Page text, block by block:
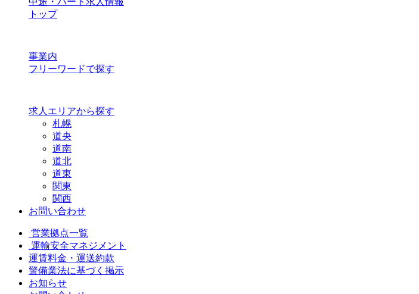
トップ
事業内
フリーワードで探す
求人エリアから探す
札幌
道央
道南
道北
道東
関東
関西
お問い合わせ
営業拠点一覧
運輸安全マネジメント
運賃料金・運送約款
警備業法に基づく掲示
お知らせ